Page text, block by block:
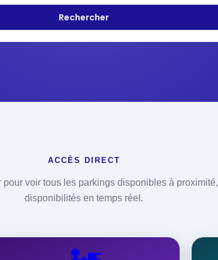
ACCÈS DIRECT
voir tous les parkings disponibles à
disponibilités en temps réel.